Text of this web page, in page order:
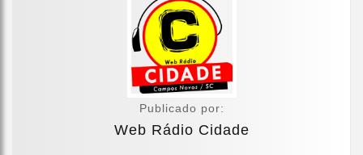
Publicado por:
Web Rádio Cidade